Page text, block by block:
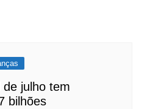
de julho tem
bilhões